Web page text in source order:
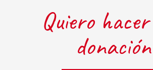
Quiero
donación